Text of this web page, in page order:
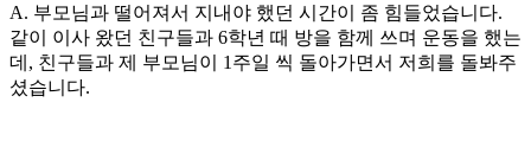
A. 부모님과 떨어져서 지내야 했던 시간이 좀 힘들었습니다.
같이 이사 왔던 친구들과 6학년 때 방을 함께 쓰며 운동을 했는
데 , 친구들과 제 부모님이 1주일 씩 돌아가면서 저희를 돌봐주
셨습니다.